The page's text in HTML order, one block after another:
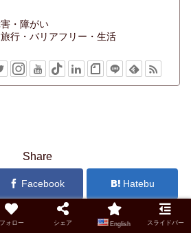
・障がい
行・バリアフリー・生活
Share
Facebook Hatebu
Copy
フォロー シェア English スライドバー